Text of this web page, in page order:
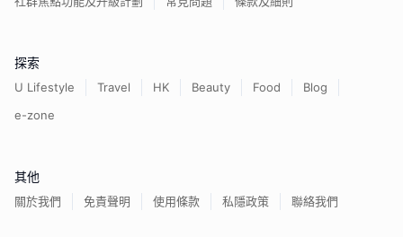
探索
U Lifestyle Travel HK Beauty Food
Blog
e-zone
其他
關於我們 免責聲明 使用條款 私隱政策 聯絡我們